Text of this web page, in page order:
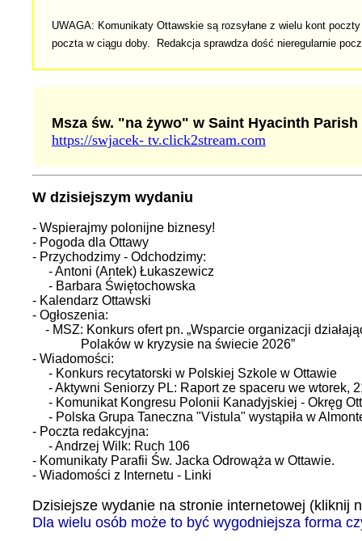
UWAGA: Komunikaty Ottawskie są rozsyłane z wielu kont
poczta w ciągu doby. Redakcja sprawdza dość nieregularnie
Msza św. "na żywo" w Saint Hyacinth Parish
https://swjacek- tv.click2stream.com
W dzisiejszym wydaniu
- Wspierajmy polonijne biznesy!
- Pogoda dla Ottawy
- Przychodzimy - Odchodzimy:
- Antoni (Antek) Łukaszewicz
- Barbara Świętochowska
- Kalendarz Ottawski
- Ogłoszenia:
- MSZ: Konkurs ofert pn. „Wsparcie organizacji
Polaków w kryzysie na świecie 2026”
- Wiadomości:
- Konkurs recytatorski w Polskiej Szkole w Ottawie
- Aktywni Seniorzy PL: Raport ze spaceru we wtorek,
- Komunikat Kongresu Polonii Kanadyjskiej - Okręg
- Polska Grupa Taneczna "Vistula" wystąpiła w
- Poczta redakcyjna:
- Andrzej Wilk: Ruch 106
- Komunikaty Parafii Św. Jacka Odrowąża w Ottawie.
- Wiadomości z Internetu - Linki
Dzisiejsze wydanie na stronie internetowej (kliknij
Dla wielu osób może to być wygodniejsza forma